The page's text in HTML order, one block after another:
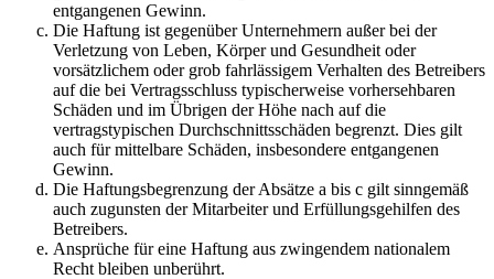
entgangenen Gewinn.
Die Haftung ist gegenüber Unternehmern außer bei der
Verletzung von Leben, Körper und Gesundheit oder
vorsätzlichem oder grob fahrlässigem Verhalten des Betreibers
auf die bei Vertragsschluss typischerweise vorhersehbaren
Schäden und im Übrigen der Höhe nach auf die
vertragstypischen Durchschnittsschäden begrenzt. Dies gilt
auch für mittelbare Schäden, insbesondere entgangenen
Gewinn.
Die Haftungsbegrenzung der Absätze a bis c gilt sinngemäß
auch zugunsten der Mitarbeiter und Erfüllungsgehilfen des
Betreibers.
Ansprüche für eine Haftung aus zwingendem nationalem
Recht bleiben unberührt.